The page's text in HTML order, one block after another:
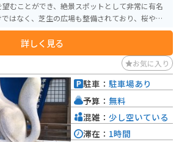
むことができ、絶景スポットとして非常に有名
はなく、芝生の広場も整備されており、桜やツ
詳しく見る
お気に入り
駐車： 駐車場あり
予算： 無料
混雑： 少し空いている
滞在： 1時間